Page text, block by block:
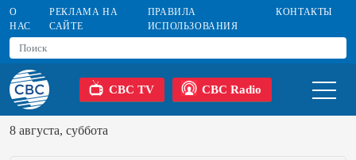
О
НАС
РЕКЛАМА НА
САЙТЕ
ПРАВИЛА
ИСПОЛЬЗОВАНИЯ
КОНТАКТЫ
CBC TV CBC Radio
8 августа, суббота